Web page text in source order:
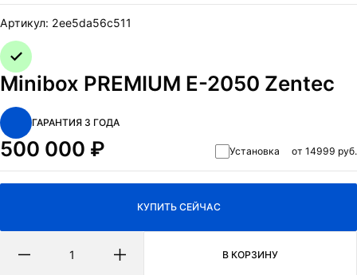
Артикул: 2ee5da56c511
Minibox PREMIUM E-2050 Zentec
ГАРАНТИЯ 3 ГОДА
500 000 ₽ Установка от 14999 руб.
КУПИТЬ СЕЙЧАС
В КОРЗИНУ